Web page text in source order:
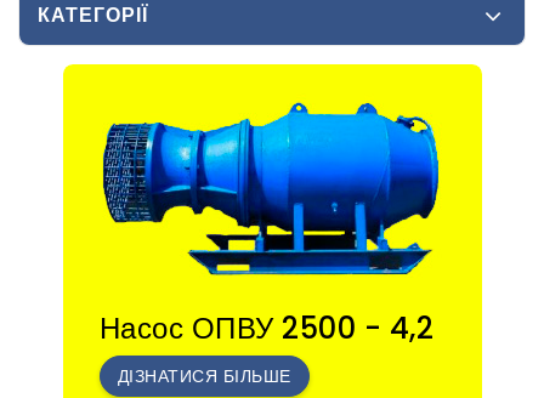
КАТЕГОРІЇ
Насос ОПВУ 2500 - 4,2
ДІЗНАТИСЯ БІЛЬШЕ